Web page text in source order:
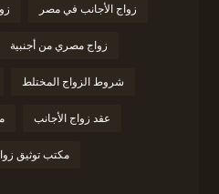
زواج الأجانب في مصر
زواج مصري من أجنبية
شروط الزواج المختلط
عقد زواج الأجانب
مكتب توثيق